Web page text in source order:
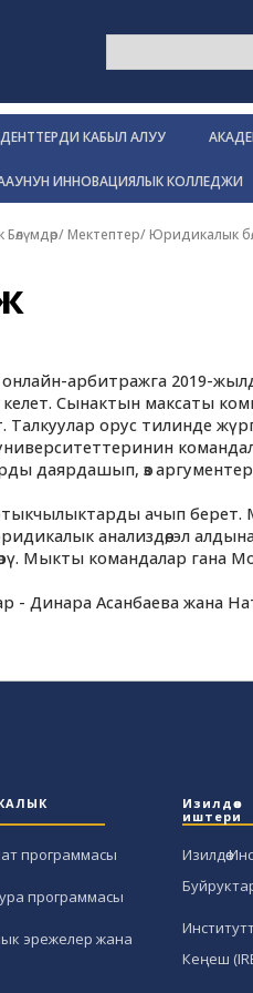
КАБЫЛ АЛУУ
ИННОВАЦИЯЛЫК КОЛЛЕДЖИ
Мектептер/Юридикалык
арбитражга 2019-
келет. Сынактын максаты
орус тилинде
даярдашып, өз
ачып
анализдөө, эл
Мыкты командалар гана
Динара Асанбаева жана
программасы
программасы
эрежелер жана
Изилдөө
иштери
Изилдөө
Кеңеш